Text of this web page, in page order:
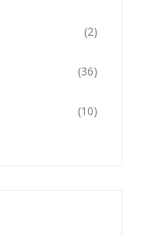
(2)
(36)
(10)